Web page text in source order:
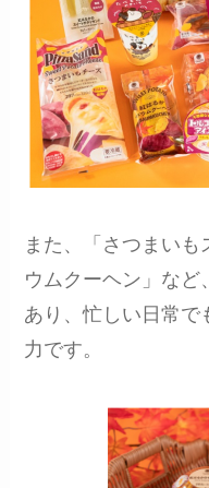
また、「さつまい
ウムクーヘン」など
あり、忙しい日常で
力です。